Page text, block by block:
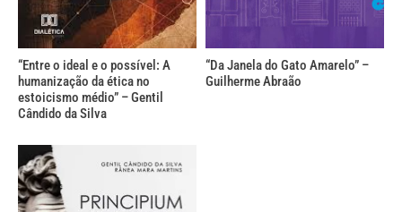
“Entre o ideal e o possível: A
humanização da ética no
estoicismo médio” – Gentil
Cândido da Silva
“Da Janela do Gato Amarelo” –
Guilherme Abraão